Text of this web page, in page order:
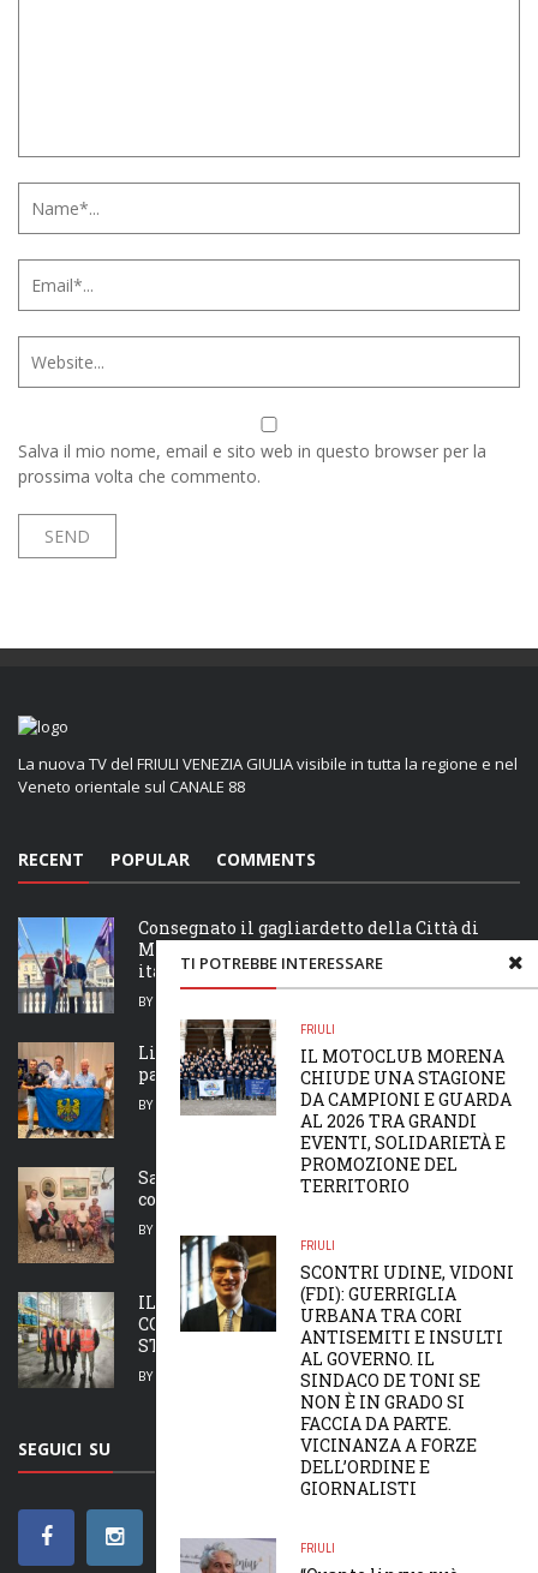
Salva il mio nome, email e sito web in questo browser per la
prossima volta che commento.
TI POTREBBE INTERESSARE
FRIULI
IL MOTOCLUB MORENA
CHIUDE UNA STAGIONE
DA CAMPIONI E GUARDA
AL 2026 TRA GRANDI
EVENTI, SOLIDARIETÀ E
PROMOZIONE DEL
TERRITORIO
FRIULI
SCONTRI UDINE, VIDONI
(FDI): GUERRIGLIA
URBANA TRA CORI
ANTISEMITI E INSULTI
AL GOVERNO. IL
SINDACO DE TONI SE
NON È IN GRADO SI
FACCIA DA PARTE.
VICINANZA A FORZE
DELL’ORDINE E
GIORNALISTI
FRIULI
La nuova TV del FRIULI VENEZIA GIULIA visibile in tutta la regione e nel
Veneto orientale sul CANALE 88
RECENT POPULAR COMMENTS
Consegnato il gagliardetto della Città di
Monfalcone a Bruno Poserina, Campione
italiano di Decathlon
BY
Lis Acuilis de bale dal zei a fevelaran ancje
par furlan
BY MAIRA TREVISAN 5 AGOSTO 2026
San Giorgio al Tagliamento, Adele Buffon
compie 100 anni
BY
IL PRESIDENTE DEL PORTO DI TRIESTE
CONSALVO IN VISITA ALLA SDAG: GORIZIA
STRATEGICA NELLA ...
BY 5 AGOSTO 2026
SEGUICI SU